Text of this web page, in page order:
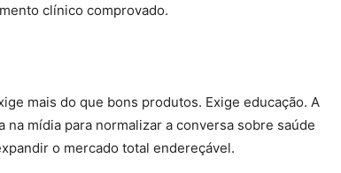
clínico comprovado.
mais do que bons produtos. Exige educação. A
mídia para normalizar a conversa sobre saúde
o mercado total endereçável.